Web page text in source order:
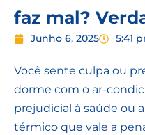
faz mal?
Junho 6, 2025 5:41
Você sente culpa ou
dorme com o ar-
prejudicial à saúde ou
térmico que vale a